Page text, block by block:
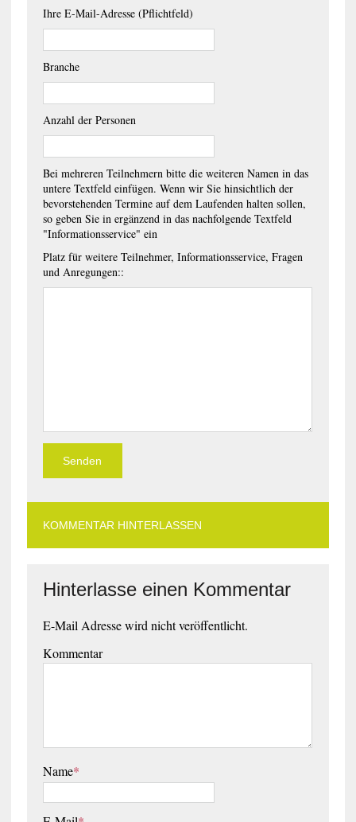
Ihre E-Mail-Adresse (Pflichtfeld)
Branche
Anzahl der Personen
Bei mehreren Teilnehmern bitte die weiteren Namen in das
untere Textfeld einfügen. Wenn wir Sie hinsichtlich der
bevorstehenden Termine auf dem Laufenden halten sollen,
so geben Sie in ergänzend in das nachfolgende Textfeld
"Informationsservice" ein
Platz für weitere Teilnehmer, Informationsservice, Fragen
und Anregungen::
KOMMENTAR HINTERLASSEN
Hinterlasse einen Kommentar
E-Mail Adresse wird nicht veröffentlicht.
Kommentar
Name*